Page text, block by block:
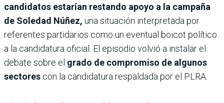
candidatos estarían restando apoyo a la campaña
de Soledad Núñez, una situación interpretada por
referentes partidarios como un eventual boicot político
a la candidatura oficial. El episodio volvió a instalar el
debate sobre el grado de compromiso de algunos
sectores con la candidatura respaldada por el PLRA.